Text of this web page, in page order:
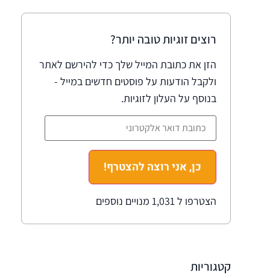
רוצים זוגיות טובה יותר?
הזן את כתובת המייל שלך כדי להירשם לאתר
ולקבל הודעות על פוסטים חדשים במייל -
בנוסף על העלון לזוגיות.
כן, אני רוצה להצטרף!
הצטרפו ל 1,031 מנויים נוספים
קטגוריות